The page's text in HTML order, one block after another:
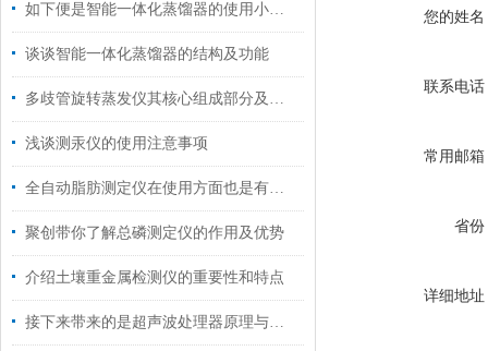
如下便是智能一体化蒸馏器的使用小常识
谈谈智能一体化蒸馏器的结构及功能
多歧管旋转蒸发仪其核心组成部分及功能如下
浅谈测汞仪的使用注意事项
全自动脂肪测定仪在使用方面也是有技巧的
聚创带你了解总磷测定仪的作用及优势
介绍土壤重金属检测仪的重要性和特点
接下来带来的是超声波处理器原理与特点
您的姓名
联系电话
常用邮箱
省份
详细地址